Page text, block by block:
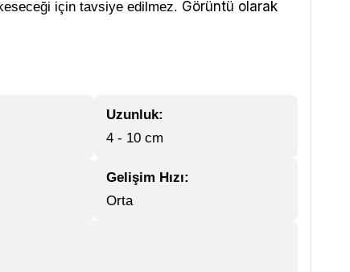
için tavsiye edilmez. Görüntü olarak
Uzunluk:
4 - 10 cm
Gelişim Hızı:
Orta